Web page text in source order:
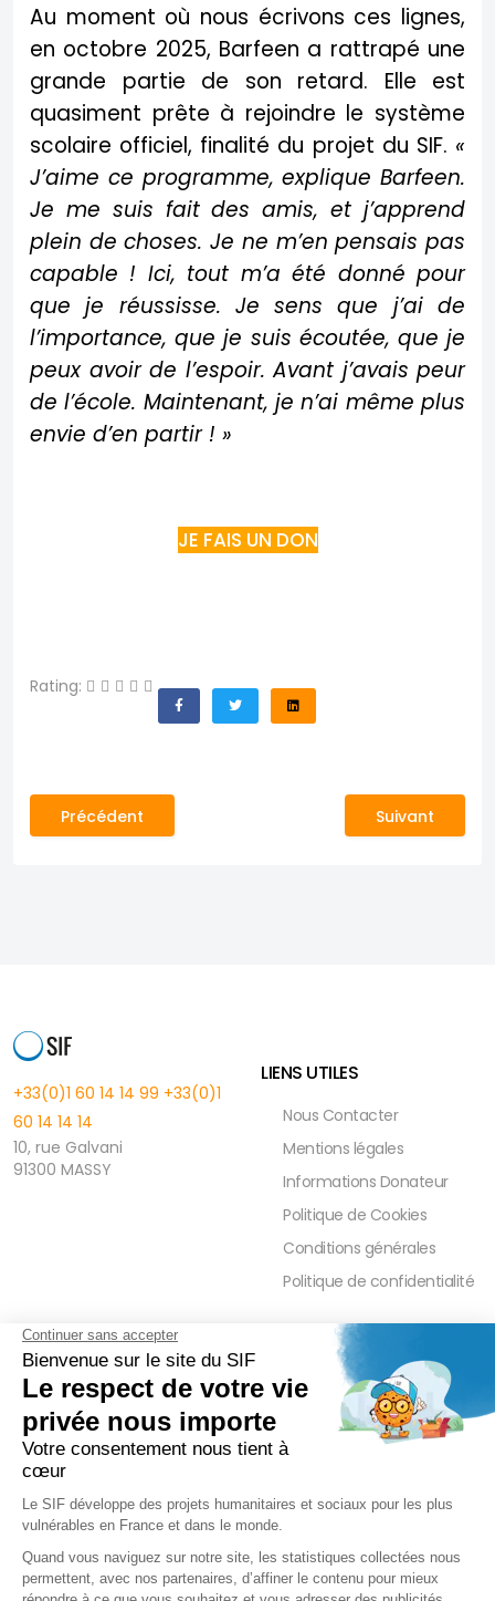
Au moment où nous écrivons ces lignes,
en octobre 2025, Barfeen a rattrapé une
grande partie de son retard. Elle est
quasiment prête à rejoindre le système
scolaire officiel, finalité du projet du SIF. «
J’aime ce programme, explique Barfeen.
Je me suis fait des amis, et j’apprend
plein de choses. Je ne m’en pensais pas
capable ! Ici, tout m’a été donné pour
que je réussisse. Je sens que j’ai de
l’importance, que je suis écoutée, que je
peux avoir de l’espoir. Avant j’avais peur
de l’école. Maintenant, je n’ai même plus
envie d’en partir ! »
JE FAIS UN DON
Rating:
Article précédent : Somalie : Des distributions
Précédent Article suivant
Suivant
+33(0)1 60 14 14 99 +33(0)1
60 14 14 14
10, rue Galvani
91300 MASSY
LIENS UTILES
Nous Contacter
Mentions légales
Informations Donateur
Politique de Cookies
Conditions générales
Politique de confidentialité
FAQ
Réduction Fiscale
Ramadan 2026
Zakât Al Maal
Intérêts Bancaires
Parrainage Individuel
Waqf
PRESSE ET PARTENAIRE
Contact Presse
Communiqués de Presse
Actualités Presse